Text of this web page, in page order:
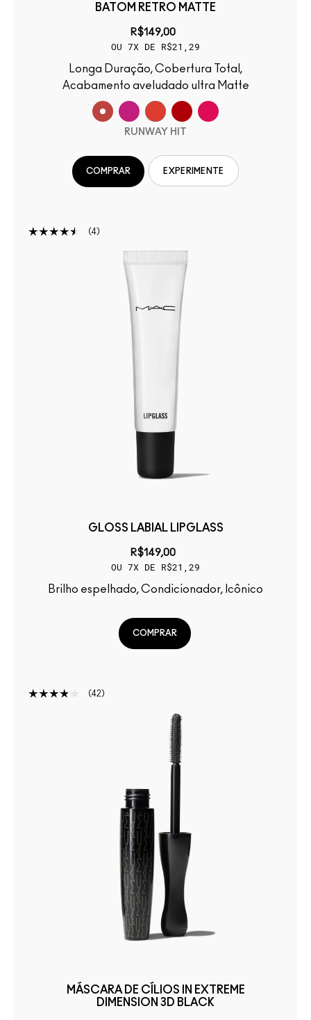
BATOM RETRO MATTE
R$149,00
OU 7X DE R$21,29
Longa Duração, Cobertura Total,
Acabamento aveludado ultra Matte
RUNWAY HIT
COMPRAR EXPERIMENTE
4
GLOSS LABIAL LIPGLASS
R$149,00
OU 7X DE R$21,29
Brilho espelhado, Condicionador, Icônico
COMPRAR
42
MÁSCARA DE CÍLIOS IN EXTREME
DIMENSION 3D BLACK